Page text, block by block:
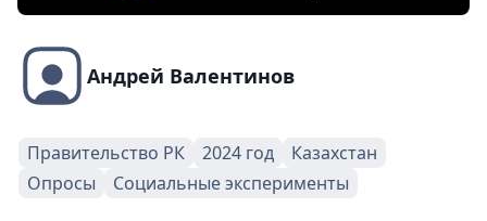
Андрей Валентинов
Правительство РК 2024 год
Казахстан
Опросы
Социальные эксперименты